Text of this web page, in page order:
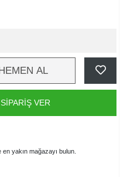
AL
VER
yakın mağazayı bulun.